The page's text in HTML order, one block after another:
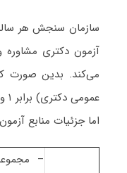
سازمان سنجش هر
آزمون دکتری
می‌کند. بدین صورت
عمومی دکتری) برابر ۱ و ضریب دروس تخصصی برابر ۵ است
اما جزئیات منابع
–